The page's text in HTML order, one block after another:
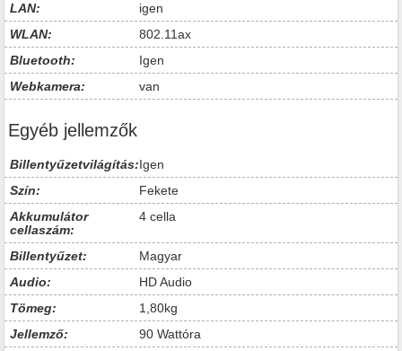
LAN:
igen
WLAN:
802.11ax
Bluetooth:
Igen
Webkamera:
van
Egyéb jellemzők
Billentyűzetvilágítás:Igen
Szín:
Fekete
Akkumulátor
cellaszám:
4 cella
Billentyűzet:
Magyar
Audio:
HD Audio
Tömeg:
1,80kg
Jellemző:
90 Wattóra